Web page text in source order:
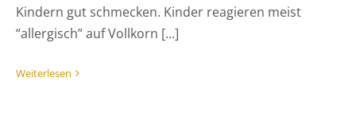
Kindern gut schmecken. Kinder reagieren meist
“allergisch” auf Vollkorn [...]
Weiterlesen